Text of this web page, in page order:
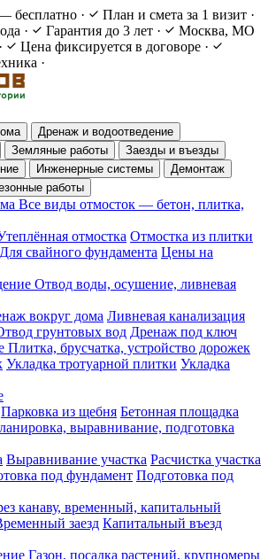
бесплатно · План и смета за 1 визит ·
· Гарантия до 3 лет ·
Москва, МО
· Цена фиксируется в договоре ·
·
Дренаж и водоотведение
Земляные работы
Заезды и въезды
Инженерные системы
Демонтаж
работы
Все виды отмосток — бетон, плитка,
отмостка Отмостка из плитки
Для свайного фундамента Цены на
Отвод воды, осушение, ливневая
вокруг дома Ливневая канализация
грунтовых вод Дренаж под ключ
Плитка, брусчатка, устройство дорожек
Укладка тротуарной плитки Укладка
Парковка из щебня Бетонная площадка
выравнивание, подготовка
Выравнивание участка Расчистка участка
под фундамент Подготовка под
канаву, временный, капитальный
заезд Капитальный въезд
Газон, посадка растений, крупномеры